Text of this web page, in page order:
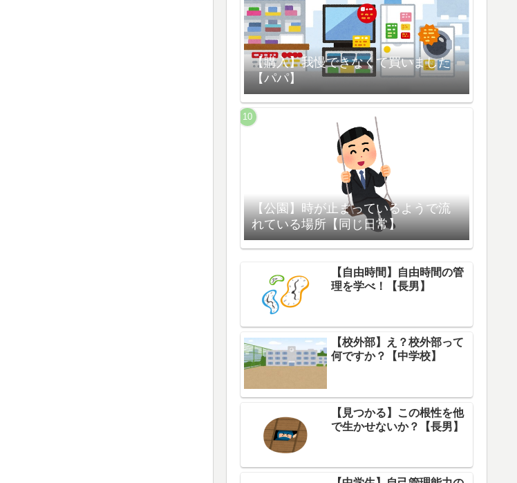
【購入】我慢できなくて買いました
【パパ】
【公園】時が止まっているようで流
れている場所【同じ日常】
【自由時間】自由時間の管
理を学べ！【長男】
【校外部】え？校外部って
何ですか？【中学校】
【見つかる】この根性を他
で生かせないか？【長男】